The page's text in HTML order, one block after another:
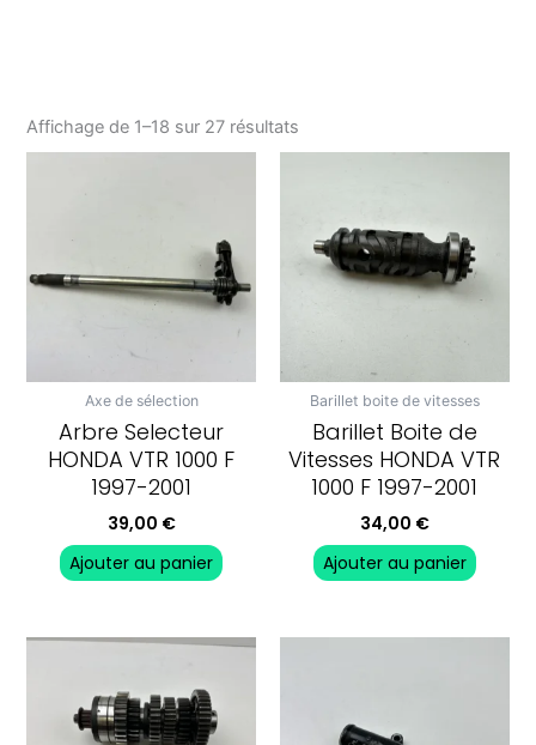
Affichage de 1–18 sur 27 résultats
Axe de sélection
Arbre Selecteur
HONDA VTR 1000 F
1997-2001
39,00 €
Ajouter au panier
Barillet boite de vitesses
Barillet Boite de
Vitesses HONDA VTR
1000 F 1997-2001
34,00 €
Ajouter au panier